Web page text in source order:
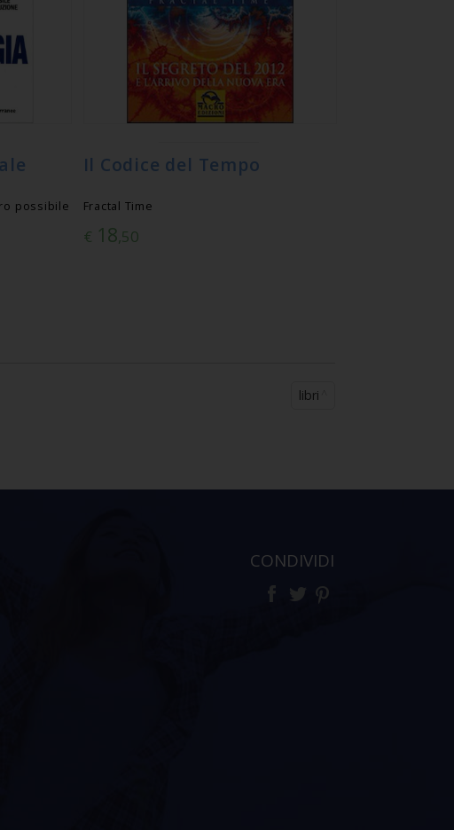
possibile
Il Codice del Tempo
Fractal Time
€ 18,50
libri
CONDIVIDI